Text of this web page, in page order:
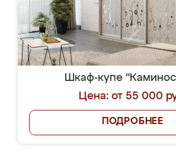
Шкаф-купе
Цена: от 55 000
ПОДРОБНЕЕ